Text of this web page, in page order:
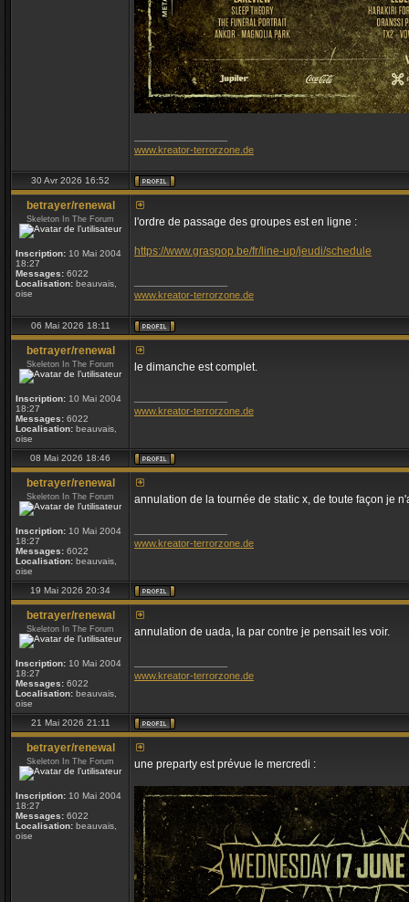
www.kreator-terrorzone.de
30 Avr 2026 16:52
betrayer/renewal
Skeleton In The Forum
Inscription: 10 Mai 2004
18:27
Messages: 6022
Localisation: beauvais,
oise
l'ordre de passage des groupes est en ligne :
https://www.graspop.be/fr/line-up/jeudi/schedule
www.kreator-terrorzone.de
06 Mai 2026 18:11
betrayer/renewal
Skeleton In The Forum
Inscription: 10 Mai 2004
18:27
Messages: 6022
Localisation: beauvais,
oise
le dimanche est complet.
www.kreator-terrorzone.de
08 Mai 2026 18:46
betrayer/renewal
Skeleton In The Forum
Inscription: 10 Mai 2004
18:27
Messages: 6022
Localisation: beauvais,
oise
annulation de la tournée de static x, de toute façon je
www.kreator-terrorzone.de
19 Mai 2026 20:34
betrayer/renewal
Skeleton In The Forum
Inscription: 10 Mai 2004
18:27
Messages: 6022
Localisation: beauvais,
oise
annulation de uada, la par contre je pensait les voir.
www.kreator-terrorzone.de
21 Mai 2026 21:11
betrayer/renewal
Skeleton In The Forum
Inscription: 10 Mai 2004
18:27
Messages: 6022
Localisation: beauvais,
oise
une preparty est prévue le mercredi :